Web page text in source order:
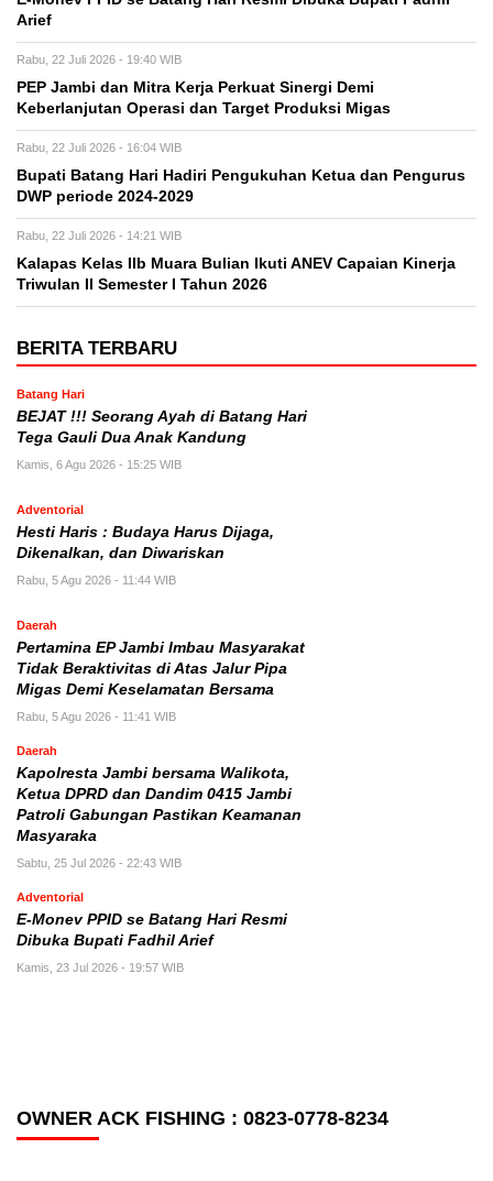
Arief
Rabu, 22 Juli 2026 - 19:40 WIB
PEP Jambi dan Mitra Kerja Perkuat Sinergi Demi
Keberlanjutan Operasi dan Target Produksi Migas
Rabu, 22 Juli 2026 - 16:04 WIB
Bupati Batang Hari Hadiri Pengukuhan Ketua dan Pengurus
DWP periode 2024-2029
Rabu, 22 Juli 2026 - 14:21 WIB
Kalapas Kelas IIb Muara Bulian Ikuti ANEV Capaian Kinerja
Triwulan II Semester I Tahun 2026
BERITA TERBARU
Batang Hari
BEJAT !!! Seorang Ayah di Batang Hari
Tega Gauli Dua Anak Kandung
Kamis, 6 Agu 2026 - 15:25 WIB
Adventorial
Hesti Haris : Budaya Harus Dijaga,
Dikenalkan, dan Diwariskan
Rabu, 5 Agu 2026 - 11:44 WIB
Daerah
Pertamina EP Jambi Imbau Masyarakat
Tidak Beraktivitas di Atas Jalur Pipa
Migas Demi Keselamatan Bersama
Rabu, 5 Agu 2026 - 11:41 WIB
Daerah
Kapolresta Jambi bersama Walikota,
Ketua DPRD dan Dandim 0415 Jambi
Patroli Gabungan Pastikan Keamanan
Masyaraka
Sabtu, 25 Jul 2026 - 22:43 WIB
Adventorial
E-Monev PPID se Batang Hari Resmi
Dibuka Bupati Fadhil Arief
Kamis, 23 Jul 2026 - 19:57 WIB
OWNER ACK FISHING : 0823-0778-8234